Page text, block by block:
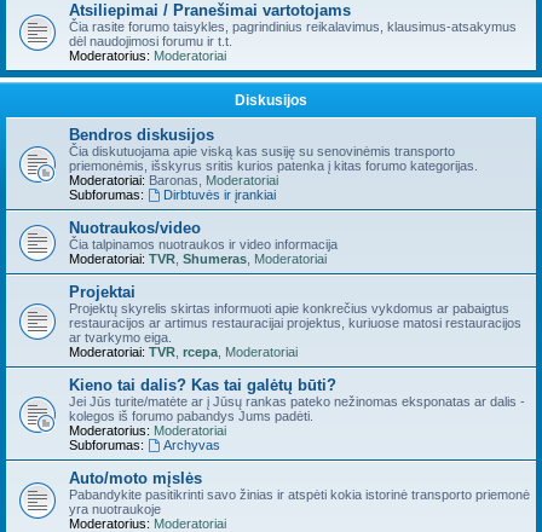
Atsiliepimai / Pranešimai vartotojams
Čia rasite forumo taisykles, pagrindinius reikalavimus, klausimus-atsakymus
dėl naudojimosi forumu ir t.t.
Moderatorius: Moderatoriai
Diskusijos
Bendros diskusijos
Čia diskutuojama apie viską kas susiję su senovinėmis transporto
priemonėmis, išskyrus sritis kurios patenka į kitas forumo kategorijas.
Moderatoriai: Baronas
Moderatoriai
Subforumas:
Dirbtuvės ir įrankiai
Nuotraukos/video
Čia talpinamos nuotraukos ir video informacija
Moderatoriai: TVR Shumeras Moderatoriai
Projektai
Projektų skyrelis skirtas informuoti apie konkrečius vykdomus ar pabaigtus
restauracijos ar artimus restauracijai projektus, kuriuose matosi restauracijos
ar tvarkymo eiga.
Moderatoriai: TVR rcepa Moderatoriai
Kieno tai dalis? Kas tai galėtų būti?
Jei Jūs turite/matėte ar į Jūsų rankas pateko nežinomas eksponatas ar dalis -
kolegos iš forumo pabandys Jums padėti.
Moderatorius: Moderatoriai
Subforumas:
Archyvas
Auto/moto mįslės
Pabandykite pasitikrinti savo žinias ir atspėti kokia istorinė transporto priemonė
yra nuotraukoje
Moderatorius: Moderatoriai